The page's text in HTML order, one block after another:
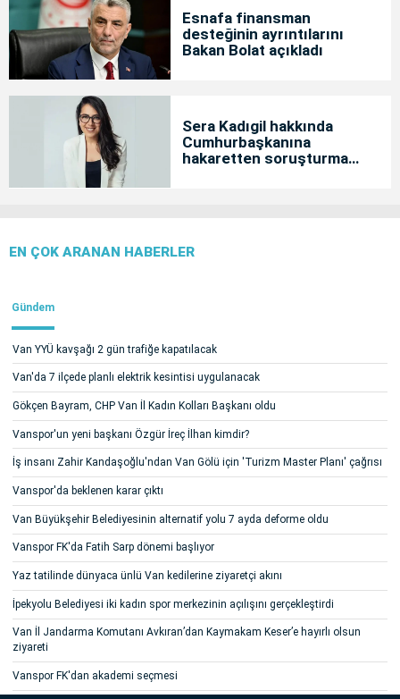
Esnafa finansman
desteğinin ayrıntılarını
Bakan Bolat açıkladı
Sera Kadıgil hakkında
Cumhurbaşkanına
hakaretten soruşturma
EN ÇOK ARANAN HABERLER
Gündem
Van YYÜ kavşağı 2 gün trafiğe kapatılacak
Van'da 7 ilçede planlı elektrik kesintisi uygulanacak
Gökçen Bayram, CHP Van İl Kadın Kolları Başkanı oldu
Vanspor'un yeni başkanı Özgür İreç İlhan kimdir?
İş insanı Zahir Kandaşoğlu'ndan Van Gölü için 'Turizm Master Planı' çağrısı
Vanspor'da beklenen karar çıktı
Van Büyükşehir Belediyesinin alternatif yolu 7 ayda deforme oldu
Vanspor FK'da Fatih Sarp dönemi başlıyor
Yaz tatilinde dünyaca ünlü Van kedilerine ziyaretçi akını
İpekyolu Belediyesi iki kadın spor merkezinin açılışını gerçekleştirdi
Van İl Jandarma Komutanı Avkıran’dan Kaymakam Keser’e hayırlı olsun
ziyareti
Vanspor FK'dan akademi seçmesi